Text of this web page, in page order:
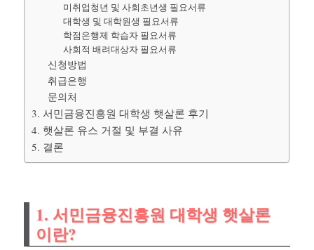
미취업청년 및 사회초년생 필요서류
대학생 및 대학원생 필요서류
학점은행제 학습자 필요서류
사회적 배려대상자 필요서류
신청방법
취급은행
문의처
3. 서민금융진흥원 대학생 햇살론 후기
4. 햇살론 유스 거절 및 부결 사유
5. 결론
1. 서민금융진흥원 대학생 햇살론
이란?